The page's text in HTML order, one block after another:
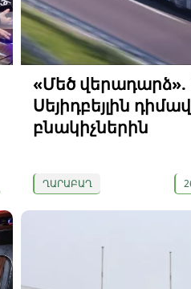
«Մեծ
Սեյիդբեյլին
բնակիչներին
ՂԱՐԱԲԱՂ